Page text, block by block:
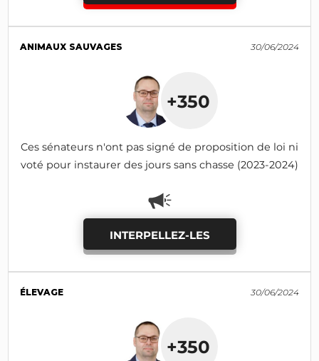
ANIMAUX SAUVAGES 30/06/2024
+350
Ces sénateurs n'ont pas signé de proposition de loi ni
voté pour instaurer des jours sans chasse (2023-2024)
INTERPELLEZ-LES
ÉLEVAGE 30/06/2024
+350